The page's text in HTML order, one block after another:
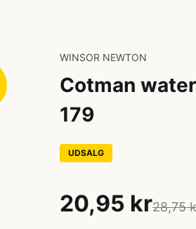
WINSOR NEWTON
Cotman
179
UDSALG
20,95 kr28,75